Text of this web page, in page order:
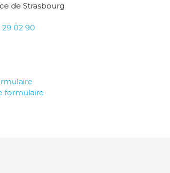
de Strasbourg
02 90
formulaire